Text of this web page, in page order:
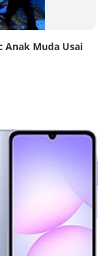
Anak Muda Usai